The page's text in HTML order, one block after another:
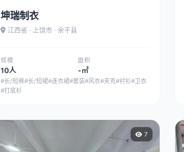
坤瑞制衣
江西省 · 上饶市 · 余干县
规模
10人
面积
-㎡
#长/短裤#长/短裙#连衣裙#套装#风衣#夹克#衬衫#卫衣
#打底衫
7